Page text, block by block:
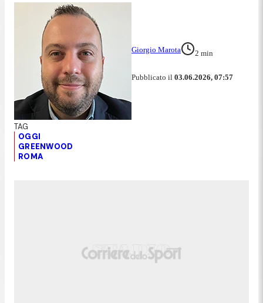
Giorgio Marota 2 min
Pubblicato il 03.06.2026, 07:57
OGGI
GREENWOOD
ROMA